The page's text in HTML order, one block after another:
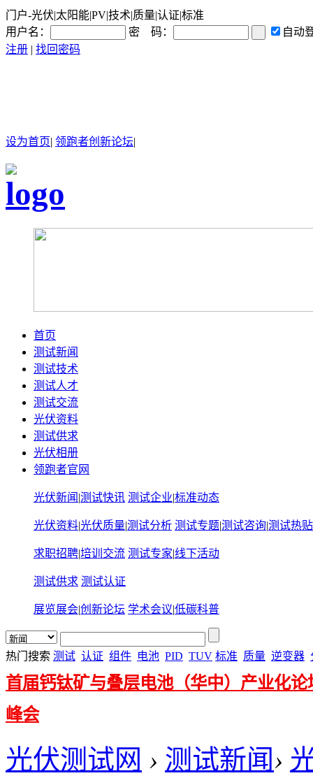
门户-光伏|太阳能|PV|技术|质量|认证|标准
用户名：
密 码：
自动
注册 | 找回密码
设为首页| 领跑者创新论坛|
首页
测试新闻
测试技术
测试人才
测试交流
光伏资料
测试供求
光伏相册
领跑者官网
光伏新闻 |测试快讯 测试企业|标准动态
光伏资料|光伏质量|测试分析 测试专题|测试咨询|测试热贴
求职招聘|培训交流 测试专家|线下活动
测试供求 测试认证
展览展会|创新论坛 学术会议|低碳科普
热门搜索 测试 认证 组件 电池 PID TUV 标准 质量 逆变器
首届钙钛矿与叠层电池（华中）产业化论
峰会
光伏测试网 › 测试新闻›